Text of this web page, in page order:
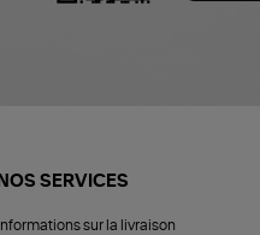
NOS SERVICES
Informations sur la livraison